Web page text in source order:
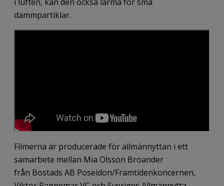
dammpartiklar.
Filmerna är producerade för allmännyttan i ett
samarbete mellan Mia Olsson Broander
från Bostads AB Poseidon/Framtidenkoncernen,